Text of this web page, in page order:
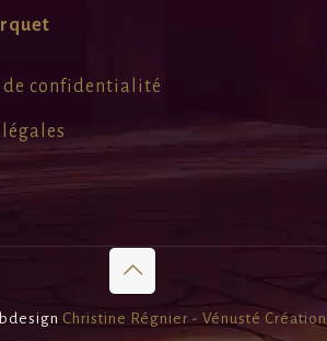
confidentialité
Christine Régnier - Vénusté